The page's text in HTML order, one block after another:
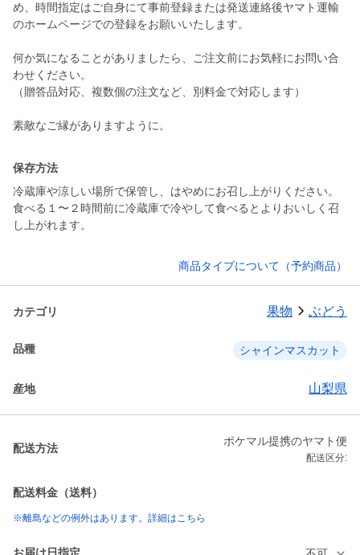
め、時間指定はご自身にて事前登録または発送連絡後ヤマト運輸
のホームページでの登録をお願いいたします。
何か気になることがありましたら、ご注文前にお気軽にお問い合
わせください。
（贈答品対応、複数個の注文など、別料金で対応します）
素敵なご縁がありますように。
保存方法
冷蔵庫や涼しい場所で保管し、はやめにお召し上がりください。
食べる１〜２時間前に冷蔵庫で冷やして食べるとよりおいしく召
し上がれます。
商品タイプについて（予約商品）
カテゴリ 果物 ぶどう
品種 シャインマスカット
産地 山梨県
配送方法
ポケマル提携のヤマト便
配送区分:
配送料金（送料）
※離島などの例外はあります。詳細はこちら